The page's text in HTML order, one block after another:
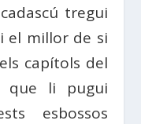
tregui
el millor de si
capítols del
que li pugui
esbossos